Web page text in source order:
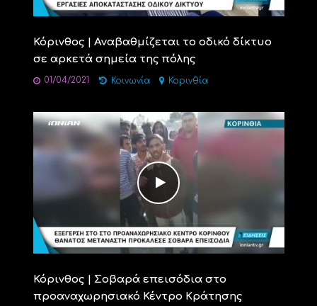
Κόρινθος | Αναβαθμίζεται το οδικό δίκτυο
σε αρκετά σημεία της πόλης
01/04/2021 Κοινωνία Κορινθία
Κόρινθος | Σοβαρά επεισόδια στο
προαναχωρησιακό Κέντρο Κράτησης